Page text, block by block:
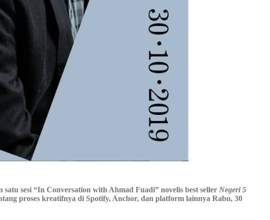
sesi “In Conversation with Ahmad Fuadi” novelis best seller Negeri 5
proses kreatifnya di Spotify, Anchor, dan platform lainnya Rabu, 30